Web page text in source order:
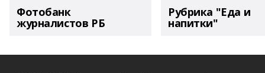
Фотобанк
журналистов РБ
Рубрика "Еда и
напитки"